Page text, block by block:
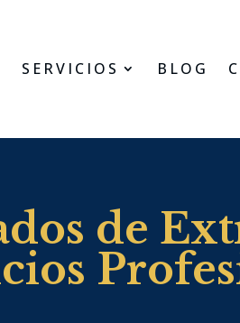
SERVICIOS BLOG
de